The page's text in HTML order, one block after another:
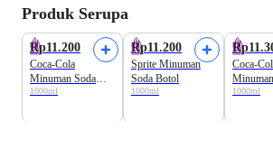
Produk Serupa
Rp11.200
Coca-Cola
Minuman Soda
Botol
1000ml
Rp11.200
Sprite Minuman
Soda Botol
1000ml
Coca-
Botol
1000ml